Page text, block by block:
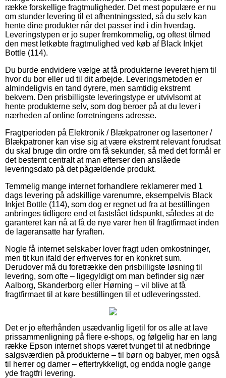
række forskellige fragtmuligheder. Det mest populære er nu
om stunder levering til et afhentningssted, så du selv kan
hente dine produkter når det passer ind i din hverdag.
Leveringstypen er jo super fremkommelig, og oftest tilmed
den mest letkøbte fragtmulighed ved køb af Black Inkjet
Bottle (114).
Du burde endvidere vælge at få produkterne leveret hjem til
hvor du bor eller ud til dit arbejde. Leveringsmetoden er
almindeligvis en tand dyrere, men samtidig ekstremt
bekvem. Den prisbilligste leveringstype er utvivlsomt at
hente produkterne selv, som dog beroer på at du lever i
nærheden af online forretningens adresse.
Fragtperioden på Elektronik / Blækpatroner og lasertoner /
Blækpatroner kan vise sig at være ekstremt relevant forudsat
du skal bruge din ordre om få sekunder, så med det formål er
det bestemt centralt at man efterser den anslåede
leveringsdato på det pågældende produkt.
Temmelig mange internet forhandlere reklamerer med 1
dags levering på adskillige varenumre, eksempelvis Black
Inkjet Bottle (114), som dog er regnet ud fra at bestillingen
anbringes tidligere end et fastslået tidspunkt, således at de
garanteret kan nå at få de nye varer hen til fragtfirmaet inden
de lageransatte har fyraften.
Nogle få internet selskaber lover fragt uden omkostninger,
men tit kun ifald der erhverves for en konkret sum.
Derudover må du foretrække den prisbilligste løsning til
levering, som ofte – ligegyldigt om man befinder sig nær
Aalborg, Skanderborg eller Hørning – vil blive at få
fragtfirmaet til at køre bestillingen til et udleveringssted.
Det er jo efterhånden usædvanlig ligetil for os alle at lave
prissammenligning på flere e-shops, og følgelig har en lang
række Epson internet shops været tvunget til at nedbringe
salgsværdien på produkterne – til børn og babyer, men også
til herrer og damer – eftertrykkeligt, og endda nogle gange
yde fragtfri levering.